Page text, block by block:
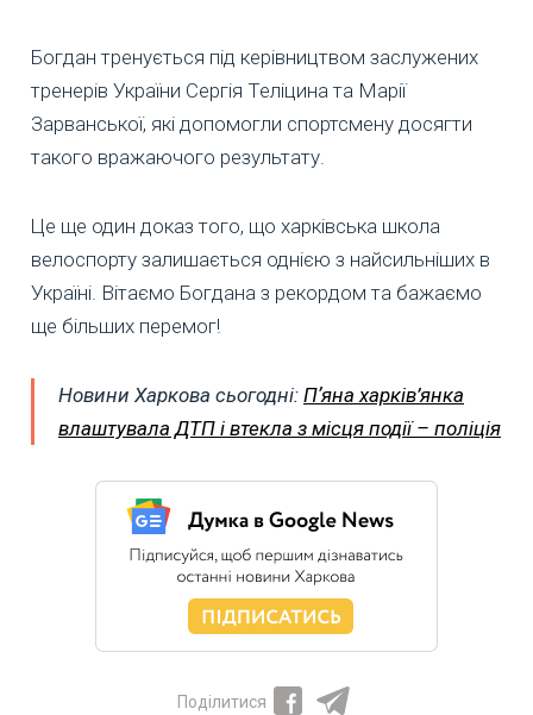
Богдан тренується під керівництвом заслужених
тренерів України Сергія Теліцина та Марії
Зарванської, які допомогли спортсмену досягти
такого вражаючого результату.
Це ще один доказ того, що харківська школа
велоспорту залишається однією з найсильніших в
Україні. Вітаємо Богдана з рекордом та бажаємо
ще більших перемог!
Новини Харкова сьогодні: Пʼяна харків’янка
влаштувала ДТП і втекла з місця події – поліція
Поділитися